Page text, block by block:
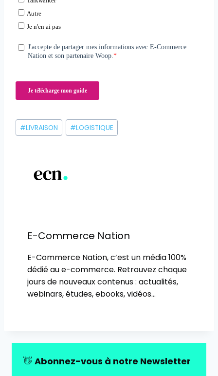
Étiquettes
de
#LIVRAISON #LOGISTIQUE
E-Commerce Nation
E-Commerce Nation, c’est un média 100%
dédié au e-commerce. Retrouvez chaque
jours de nouveaux contenus : actualités,
webinars, études, ebooks, vidéos…
👋 Abonnez-vous à notre Newsletter